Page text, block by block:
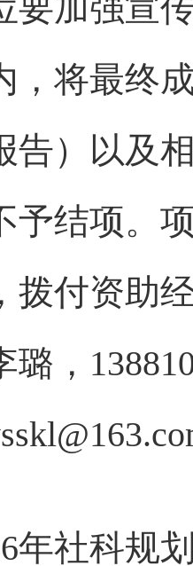
要加强宣
，将最终
告）以及
予结项。
拨付资助
，
6年社科规